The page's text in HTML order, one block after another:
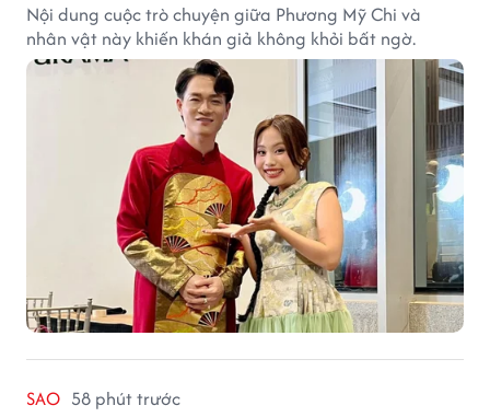
Nội dung cuộc trò chuyện giữa Phương Mỹ Chi và
nhân vật này khiến khán giả không khỏi bất ngờ.
SAO 58 phút trước